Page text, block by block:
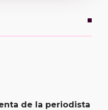
de la periodista